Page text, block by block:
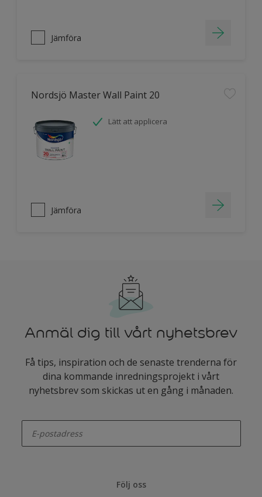
Jämföra
Nordsjö Master Wall Paint 20
Lätt att applicera
Jämföra
Anmäl dig till vårt nyhetsbrev
Få tips, inspiration och de senaste trenderna för
dina kommande inredningsprojekt i vårt
nyhetsbrev som skickas ut en gång i månaden.
Följ oss